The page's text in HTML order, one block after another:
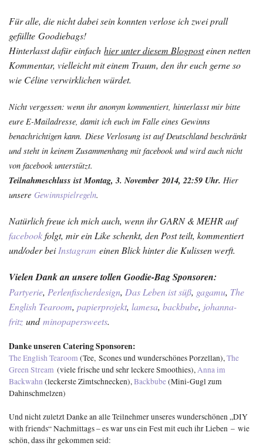
Für alle, die nicht dabei sein konnten verlose ich zwei prall
gefüllte Goodiebags!
Hinterlasst dafür einfach hier unter diesem Blogposteinen netten
Kommentar, vielleicht mit einem Traum, den ihr euch gerne so
wie Céline verwirklichen würdet.
Nicht vergessen: wenn ihr anonym kommentiert, hinterlasst mir bitte
eure E-Mailadresse, damit ich euch im Falle eines Gewinns
benachrichtigen kann. Diese Verlosung ist auf Deutschland beschränkt
und steht in keinem Zusammenhang mit facebook und wird auch nicht
von facebook unterstützt.
Teilnahmeschluss ist Montag, 3. November 2014, 22:59 Uhr. Hier
unsere Gewinnspielregeln.
Natürlich freue ich mich auch, wenn ihr GARN & MEHR auf
facebookfolgt, mir ein Like schenkt, den Post teilt, kommentiert
und/oder beiInstagram einen Blick hinter die Kulissen werft.
Vielen Dank an unsere tollen Goodie-Bag Sponsoren:
Partyerie, Perlenfischerdesign, Das Leben ist süß, gagamu, The
English Tearoom, papierprojekt, lamesa, backbube, johanna-
fritz undminopapersweets.
Danke unseren Catering Sponsoren:
The English Tearoom (Tee, Scones und wunderschönes Porzellan),The
Green Stream (viele frische und sehr leckere Smoothies),Anna im
Backwahn (leckerste Zimtschnecken),Backbube(Mini-Gugl zum
Dahinschmelzen)
Und nicht zuletzt Danke an alle Teilnehmer unseres wunderschönen „DIY
with friends“ Nachmittags – es war uns ein Fest mit euch ihr Lieben – wie
schön, dass ihr gekommen seid: